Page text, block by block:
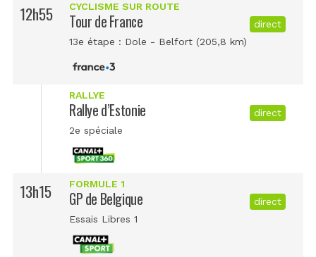
12h55 CYCLISME SUR ROUTE
Tour de France
13e étape : Dole - Belfort (205,8 km)
direct
RALLYE
Rallye d’Estonie
2e spéciale
direct
13h15 FORMULE 1
GP de Belgique
Essais Libres 1
direct